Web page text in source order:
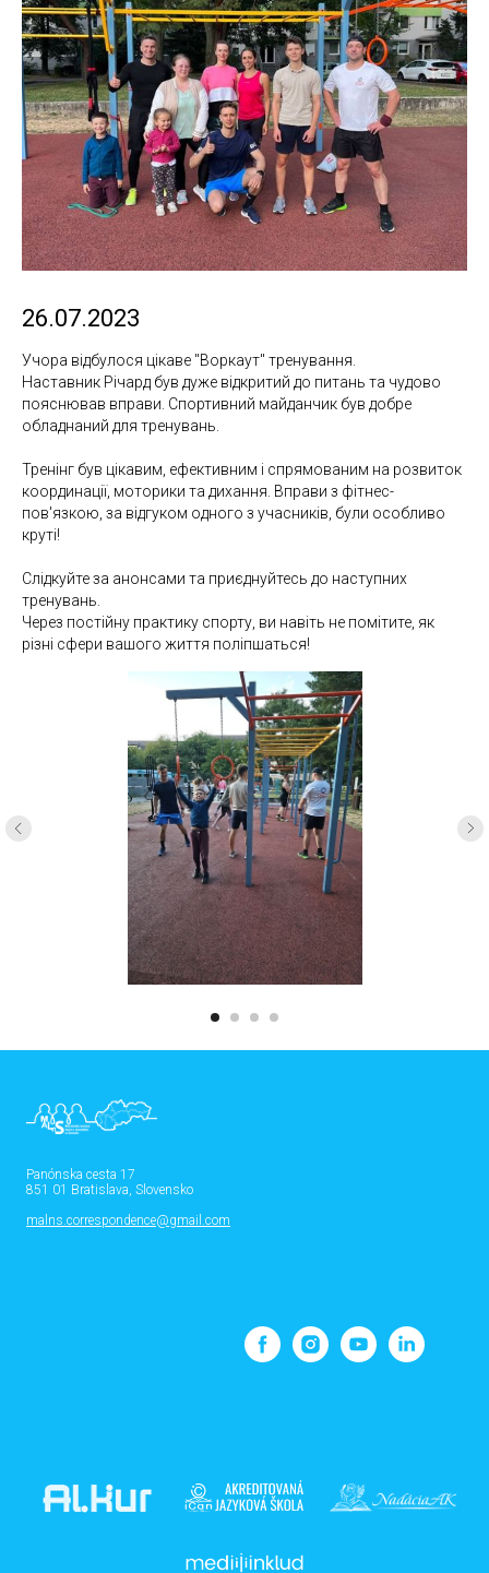
26.07.2023
Учора відбулося цікаве "Воркаут" тренування.
Наставник Річард був дуже відкритий до питань та чудово
пояснював вправи. Спортивний майданчик був добре
обладнаний для тренувань.
Тренінг був цікавим, ефективним і спрямованим на розвиток
координації, моторики та дихання. Вправи з фітнес-
пов'язкою, за відгуком одного з учасників, були особливо
круті!
Слідкуйте за анонсами та приєднуйтесь до наступних
тренувань.
Через постійну практику спорту, ви навіть не помітите, як
різні сфери вашого життя поліпшаться!
Panónska cesta 17
851 01 Bratislava, Slovensko
malns.correspondence@gmail.com